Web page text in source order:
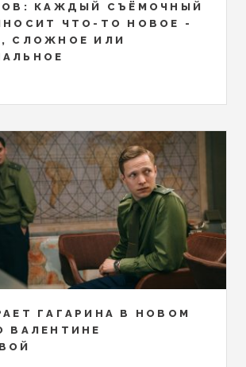
КАЖДЫЙ СЪЁМОЧНЫЙ
ЧТО-ТО НОВОЕ -
СЛОЖНОЕ ИЛИ
ГАГАРИНА В НОВОМ
ВАЛЕНТИНЕ